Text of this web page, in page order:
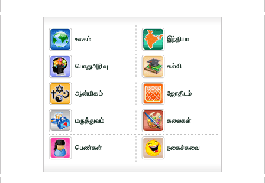
உலகம்
பொதுஅறிவு
ஆன்மிகம்
மருத்துவம்
பெண்கள்
இந்தியா
கல்வி
ஜோதிடம்
கலைகள்
நகைச்சுவை